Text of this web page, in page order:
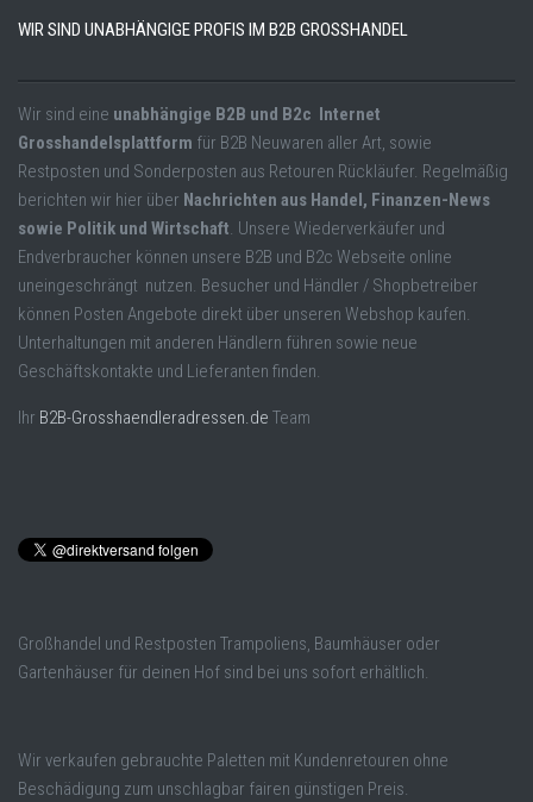
WIR SIND UNABHÄNGIGE PROFIS IM B2B GROSSHANDEL
Wir sind eine unabhängige B2B und B2c Internet
Grosshandelsplattform für B2B Neuwaren aller Art, sowie
Restposten und Sonderposten aus Retouren Rückläufer. Regelmäßig
berichten wir hier über Nachrichten aus Handel, Finanzen-News
sowie Politik und Wirtschaft. Unsere Wiederverkäufer und
Endverbraucher können unsere B2B und B2c Webseite online
uneingeschrängt nutzen. Besucher und Händler / Shopbetreiber
können Posten Angebote direkt über unseren Webshop kaufen.
Unterhaltungen mit anderen Händlern führen sowie neue
Geschäftskontakte und Lieferanten finden.
Ihr B2B-Grosshaendleradressen.de Team
Großhandel und Restposten Trampoliens, Baumhäuser oder
Gartenhäuser für deinen Hof sind bei uns sofort erhältlich.
Wir verkaufen gebrauchte Paletten mit Kundenretouren ohne
Beschädigung zum unschlagbar fairen günstigen Preis.